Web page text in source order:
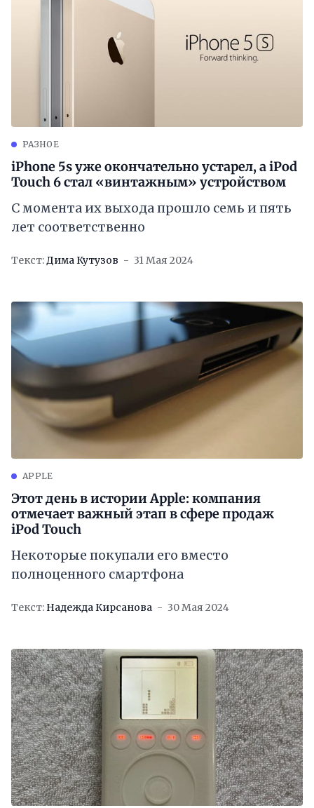
РАЗНОЕ
iPhone 5s уже окончательно устарел, а iPod
Touch 6 стал «винтажным» устройством
С момента их выхода прошло семь и пять
лет соответственно
Текст:Дима Кутузов 31 Мая 2024
APPLE
Этот день в истории Apple: компания
отмечает важный этап в сфере продаж
iPod Touch
Некоторые покупали его вместо
полноценного смартфона
Текст: Надежда Кирсанова 30 Мая 2024